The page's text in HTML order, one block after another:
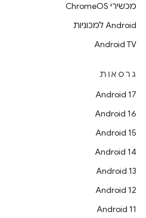
מכשירי ChromeOS
Android למכוניות
Android TV
גרסאות
Android 17
Android 16
Android 15
Android 14
Android 13
Android 12
Android 11